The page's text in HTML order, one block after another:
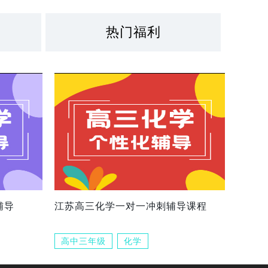
热门福利
导 江苏高三化学一对一冲刺辅导课程
高中三年级 化学